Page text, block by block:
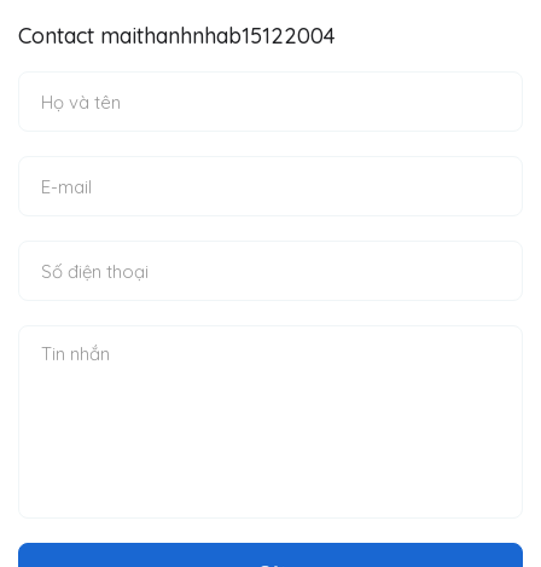
Contact maithanhnhab15122004